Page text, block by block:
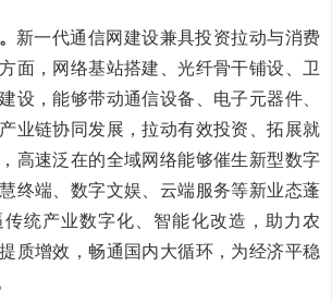
新一代通信网建设兼具投资拉动与消费
面，网络基站搭建、光纤骨干铺设、卫
设，能够带动通信设备、电子元器件、
业链协同发展，拉动有效投资、拓展就
高速泛在的全域网络能够催生新型数字
终端、数字文娱、云端服务等新业态蓬
统产业数字化、智能化改造，助力农
质增效，畅通国内大循环，为经济平稳